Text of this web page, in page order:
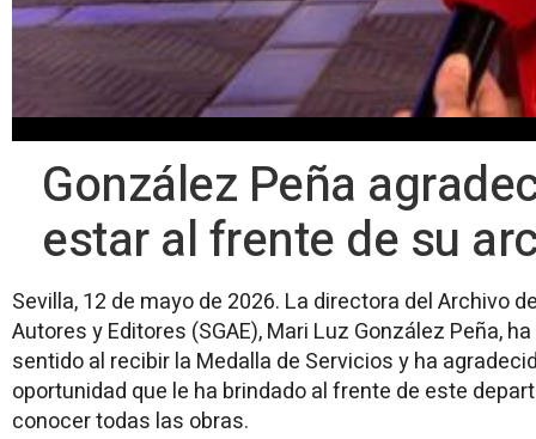
González Peña
estar al frente de su
Sevilla, 12 de mayo de 2026. La directora del Archivo
Autores y Editores (SGAE), Mari Luz González Peña,
sentido al recibir la Medalla de Servicios y ha
oportunidad que le ha brindado al frente de este
conocer todas las obras.